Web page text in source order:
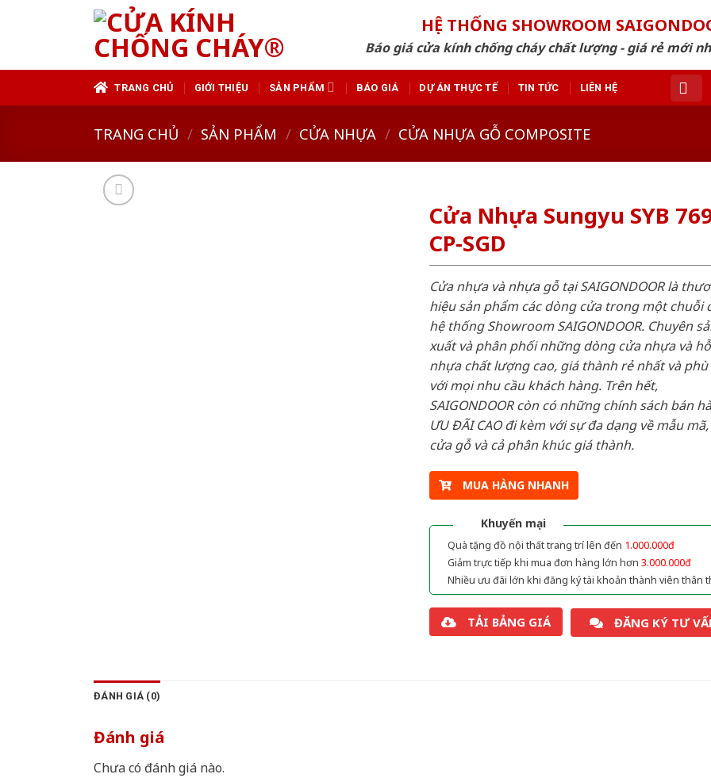
HỆ THỐNG SHOWROOM
Báo giá cửa kính chống cháy chất lượng - giá rẻ mới
TRANG CHỦ GIỚI THIỆU SẢN PHẨM BÁO GIÁ DỰ ÁN THỰC TẾ TIN TỨC LIÊN HỆ
TRANG CHỦ / SẢN PHẨM / CỬA NHỰA / CỬA NHỰA GỖ COMPOSITE
Cửa Nhựa Sungyu SYB
CP-SGD
Cửa nhựa và nhựa gỗ tại SAIGONDOOR là
hiệu sản phẩm các dòng cửa trong một chuỗi
hệ thống Showroom SAIGONDOOR. Chuyên
xuất và phân phối những dòng cửa nhựa và
nhựa chất lượng cao, giá thành rẻ nhất và
với mọi nhu cầu khách hàng. Trên hết,
SAIGONDOOR còn có những chính sách bán
ƯU ĐÃI CAO đi kèm với sự đa dạng về mẫu
cửa gỗ và cả phân khúc giá thành.
MUA HÀNG NHANH
Khuyến mại
Quà tặng đồ nội thất trang trí lên đến 1.000.000đ
Giảm trực tiếp khi mua đơn hàng lớn hơn 3.000.000đ
Nhiều ưu đãi lớn khi đăng ký tài khoản thành viên thân
TẢI BẢNG GIÁ ĐĂNG KÝ TƯ
ĐÁNH GIÁ (0)
Đánh giá
Chưa có đánh giá nào.